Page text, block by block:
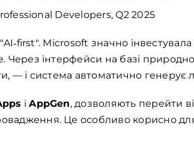
Developers, Q2 2025
Microsoft значно
Через інтерфейси на базі
— і система автоматично генерує
іAppGen, дозволяють перейти
Це особливо корисно